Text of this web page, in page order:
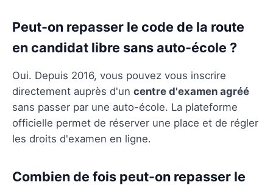
Peut-on repasser le code de la route
en candidat libre sans auto-école ?
Oui. Depuis 2016, vous pouvez vous inscrire
directement auprès d'un centre d'examen agréé
sans passer par une auto-école. La plateforme
officielle permet de réserver une place et de régler
les droits d'examen en ligne.
Combien de fois peut-on repasser le